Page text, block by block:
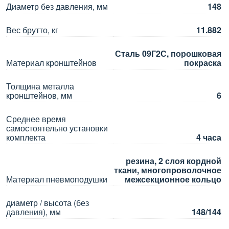
Диаметр без давления, мм
148
Вес брутто, кг
11.882
Материал кронштейнов
Сталь 09Г2С, порошковая
покраска
Толщина металла
кронштейнов, мм
6
Среднее время
самостоятельно установки
комплекта 4 часа
Материал пневмоподушки
резина, 2 слоя кордной
ткани, многопроволочное
межсекционное кольцо
диаметр / высота (без
давления), мм
148/144